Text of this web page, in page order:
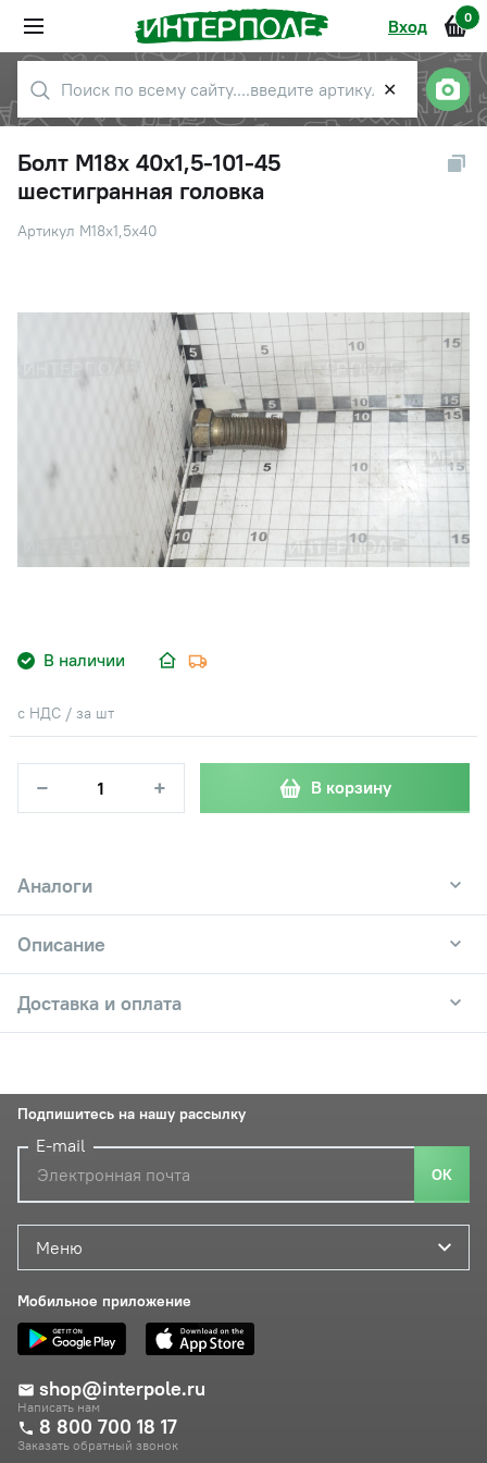
Вход 0
✕
Болт М18х 40х1,5-101-45
шестигранная головка
Артикул М18х1,5х40
В наличии
с НДС / за шт
− + В корзину
Аналоги
Описание
Доставка и оплата
Меню
Мобильное приложение
shop@interpole.ru
Написать нам
8 800 700 18 17
Заказать обратный звонок
Подпишитесь на нашу рассылку
E-mail
ОК